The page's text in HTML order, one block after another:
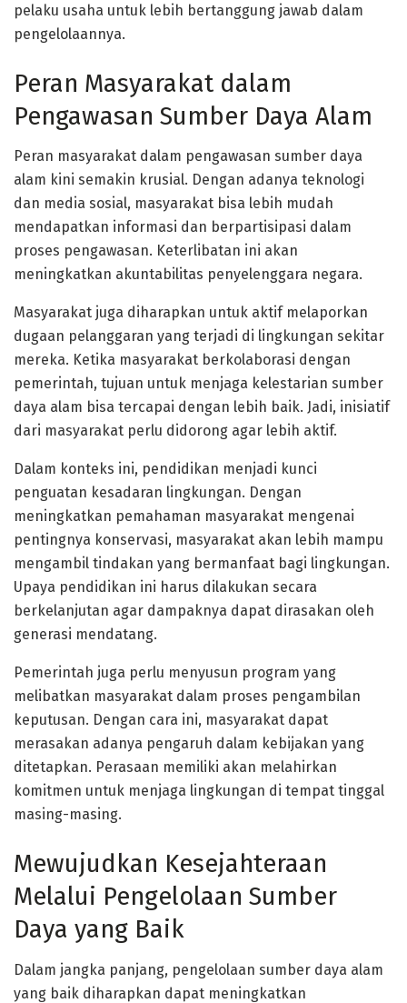
pelaku usaha untuk lebih bertanggung jawab dalam
pengelolaannya.
Peran Masyarakat dalam
Pengawasan Sumber Daya Alam
Peran masyarakat dalam pengawasan sumber daya
alam kini semakin krusial. Dengan adanya teknologi
dan media sosial, masyarakat bisa lebih mudah
mendapatkan informasi dan berpartisipasi dalam
proses pengawasan. Keterlibatan ini akan
meningkatkan akuntabilitas penyelenggara negara.
Masyarakat juga diharapkan untuk aktif melaporkan
dugaan pelanggaran yang terjadi di lingkungan sekitar
mereka. Ketika masyarakat berkolaborasi dengan
pemerintah, tujuan untuk menjaga kelestarian sumber
daya alam bisa tercapai dengan lebih baik. Jadi, inisiatif
dari masyarakat perlu didorong agar lebih aktif.
Dalam konteks ini, pendidikan menjadi kunci
penguatan kesadaran lingkungan. Dengan
meningkatkan pemahaman masyarakat mengenai
pentingnya konservasi, masyarakat akan lebih mampu
mengambil tindakan yang bermanfaat bagi lingkungan.
Upaya pendidikan ini harus dilakukan secara
berkelanjutan agar dampaknya dapat dirasakan oleh
generasi mendatang.
Pemerintah juga perlu menyusun program yang
melibatkan masyarakat dalam proses pengambilan
keputusan. Dengan cara ini, masyarakat dapat
merasakan adanya pengaruh dalam kebijakan yang
ditetapkan. Perasaan memiliki akan melahirkan
komitmen untuk menjaga lingkungan di tempat tinggal
masing-masing.
Mewujudkan Kesejahteraan
Melalui Pengelolaan Sumber
Daya yang Baik
Dalam jangka panjang, pengelolaan sumber daya alam
yang baik diharapkan dapat meningkatkan